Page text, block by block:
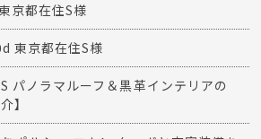
京都在住S様
東京都在住S様
パノラマルーフ＆黒革インテリアの
】